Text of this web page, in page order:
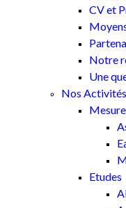
CV et
Notre
Une
Nos
Etudes